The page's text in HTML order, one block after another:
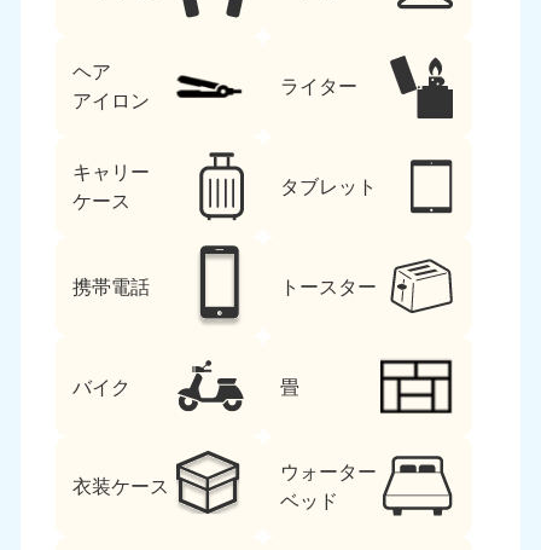
ヘア
アイロン
ライター
キャリー
ケース
タブレット
携帯電話 トースター
バイク 畳
衣装ケース
ウォーター
ベッド